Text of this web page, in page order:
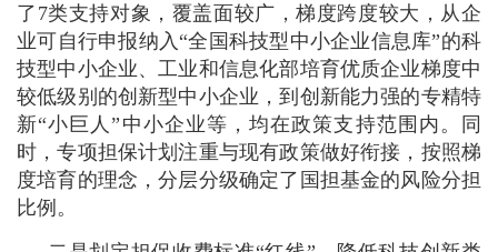
了7类支持对象，覆盖面较广，梯度跨度较大，从企
业可自行申报纳入“全国科技型中小企业信息库”的科
技型中小企业、工业和信息化部培育优质企业梯度中
较低级别的创新型中小企业，到创新能力强的专精特
新“小巨人”中小企业等，均在政策支持范围内。同
时，专项担保计划注重与现有政策做好衔接，按照梯
度培育的理念，分层分级确定了国担基金的风险分担
比例。